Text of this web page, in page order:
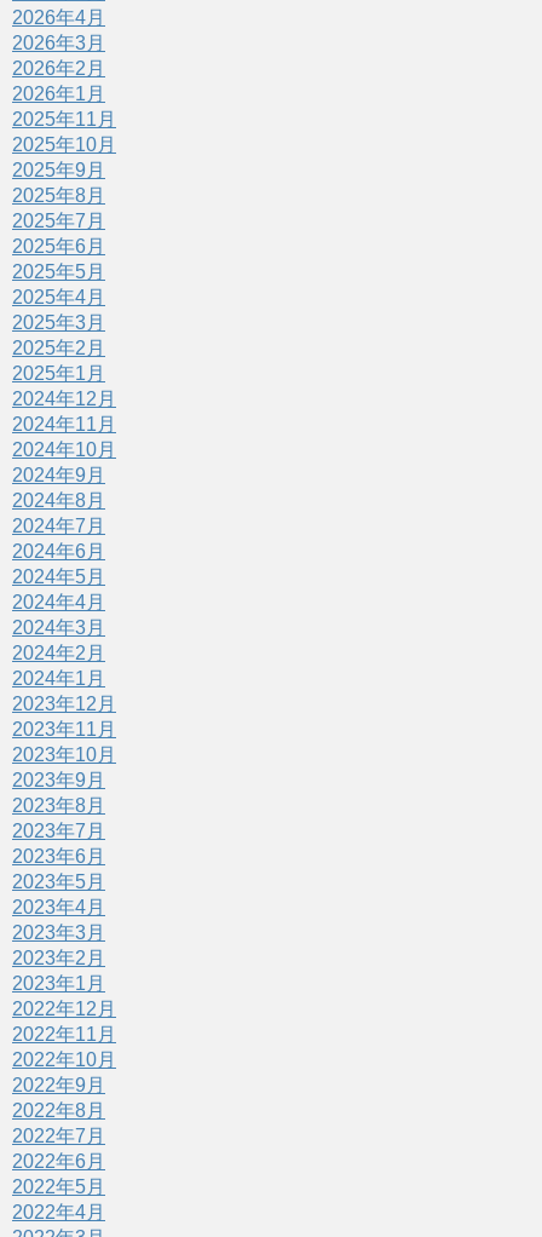
2026年4月
2026年3月
2026年2月
2026年1月
2025年11月
2025年10月
2025年9月
2025年8月
2025年7月
2025年6月
2025年5月
2025年4月
2025年3月
2025年2月
2025年1月
2024年12月
2024年11月
2024年10月
2024年9月
2024年8月
2024年7月
2024年6月
2024年5月
2024年4月
2024年3月
2024年2月
2024年1月
2023年12月
2023年11月
2023年10月
2023年9月
2023年8月
2023年7月
2023年6月
2023年5月
2023年4月
2023年3月
2023年2月
2023年1月
2022年12月
2022年11月
2022年10月
2022年9月
2022年8月
2022年7月
2022年6月
2022年5月
2022年4月